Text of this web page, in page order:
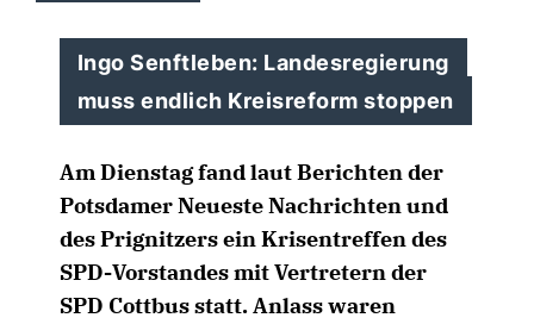
Ingo Senftleben: Landesregierung
muss endlich Kreisreform stoppen
Am Dienstag fand laut Berichten der
Potsdamer Neueste Nachrichten und
des Prignitzers ein Krisentreffen des
SPD-Vorstandes mit Vertretern der
SPD Cottbus statt. Anlass waren